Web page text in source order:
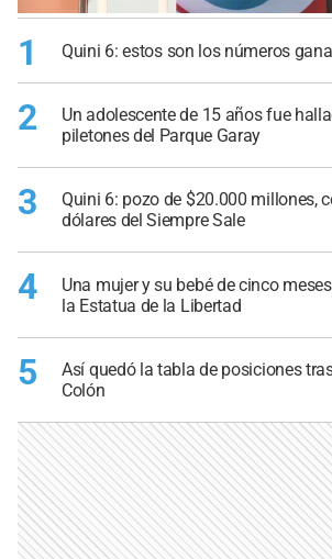
1 Quini 6: estos son los números
2
Un adolescente de 15 años fue
piletones del Parque Garay
3
Quini 6: pozo de $20.000 millones,
dólares del Siempre Sale
4
Una mujer y su bebé de cinco
la Estatua de la Libertad
5
Así quedó la tabla de posiciones
Colón